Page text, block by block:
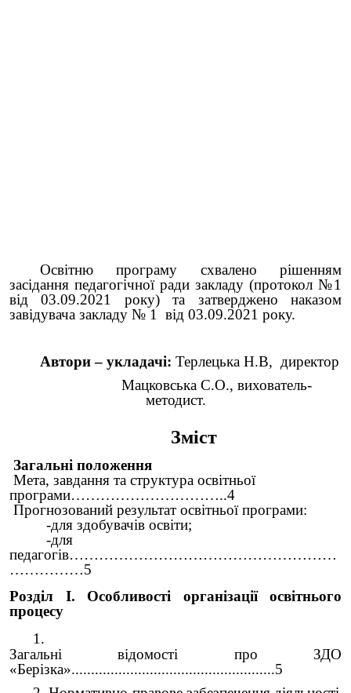
Освітню програму схвалено рішенням
засідання педагогічної ради закладу (протокол №1
від 03.09.2021 року) та затверджено наказом
завідувача закладу № 1 від 03.09.2021 року.
Автори – укладачі: Терлецька Н.В, директор
Мацковська С.О., вихователь-
методист.
Зміст
Загальні положення
Мета, завдання та структура освітньої
програми…………………………..4
Прогнозований результат освітньої програми:
-для здобувачів освіти;
-для
педагогів………………………………………………
……………5
Розділ І. Особливості організації освітнього
процесу
1.
Загальні відомості про ЗДО
«Берізка»....................................................5